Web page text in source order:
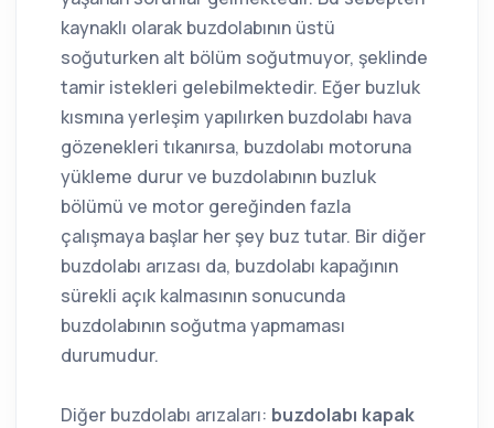
kaynaklı olarak buzdolabının üstü
soğuturken alt bölüm soğutmuyor, şeklinde
tamir istekleri gelebilmektedir. Eğer buzluk
kısmına yerleşim yapılırken buzdolabı hava
gözenekleri tıkanırsa, buzdolabı motoruna
yükleme durur ve buzdolabının buzluk
bölümü ve motor gereğinden fazla
çalışmaya başlar her şey buz tutar. Bir diğer
buzdolabı arızası da, buzdolabı kapağının
sürekli açık kalmasının sonucunda
buzdolabının soğutma yapmaması
durumudur.
Diğer buzdolabı arızaları: buzdolabı kapak